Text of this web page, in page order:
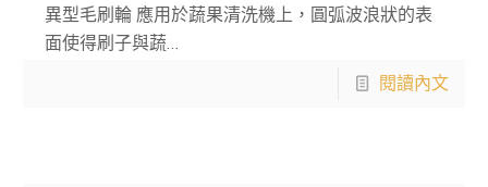
異型毛刷輪 應用於蔬果清洗機上，圓弧波浪狀的表
面使得刷子與蔬…
閱讀內文